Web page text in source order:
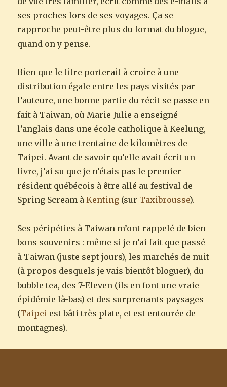
ses proches lors de ses voyages. Ça se
rapproche peut-être plus du format du blogue,
quand on y pense.
Bien que le titre porterait à croire à une
distribution égale entre les pays visités par
l’auteure, une bonne partie du récit se passe en
fait à Taiwan, où Marie-Julie a enseigné
l’anglais dans une école catholique à Keelung,
une ville à une trentaine de kilomètres de
Taipei. Avant de savoir qu’elle avait écrit un
livre, j’ai su que je n’étais pas le premier
résident québécois à être allé au festival de
Spring Scream àKenting (sur Taxibrousse).
Ses péripéties à Taiwan m’ont rappelé de bien
bons souvenirs : même si je n’ai fait que passé
à Taiwan (juste sept jours), les marchés de nuit
(à propos desquels je vais bientôt bloguer), du
bubble tea, des 7-Eleven (ils en font une vraie
épidémie là-bas) et des surprenants paysages
(Taipei est bâti très plate, et est entourée de
montagnes).